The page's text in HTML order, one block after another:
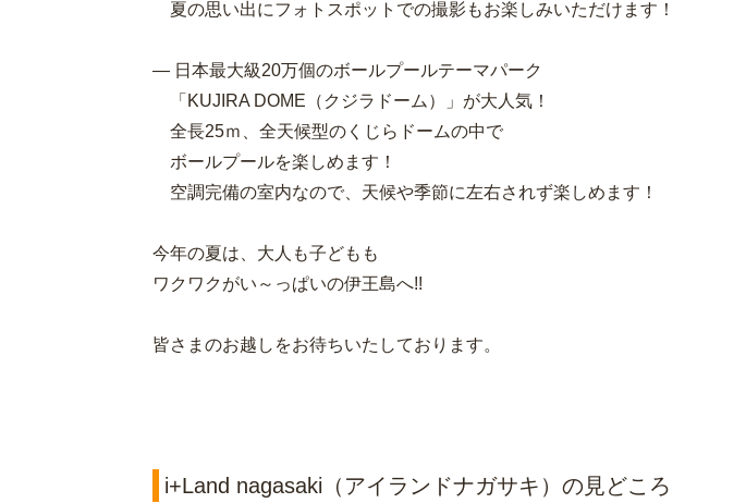
夏の思い出にフォトスポットでの撮影もお楽しみいただけます！
― 日本最大級20万個のボールプールテーマパーク
「KUJIRA DOME（クジラドーム）」が大人気！
全長25ｍ、全天候型のくじらドームの中で
ボールプールを楽しめます！
空調完備の室内なので、天候や季節に左右されず楽しめます！
今年の夏は、大人も子どもも
ワクワクがい～っぱいの伊王島へ!!
皆さまのお越しをお待ちいたしております。
i+Land nagasaki（アイランドナガサキ）の見どころ